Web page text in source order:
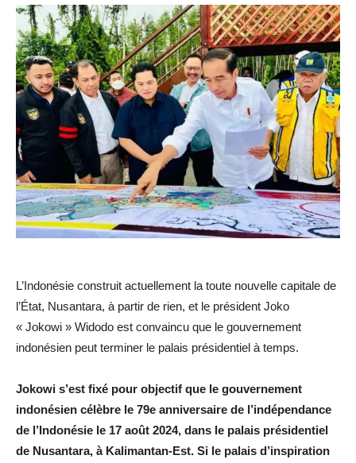
L’Indonésie construit actuellement la toute nouvelle capitale de
l’État, Nusantara, à partir de rien, et le président Joko
« Jokowi » Widodo est convaincu que le gouvernement
indonésien peut terminer le palais présidentiel à temps.
Jokowi s’est fixé pour objectif que le gouvernement
indonésien célèbre le 79e anniversaire de l’indépendance
de l’Indonésie le 17 août 2024, dans le palais présidentiel
de Nusantara, à Kalimantan-Est. Si le palais d’inspiration